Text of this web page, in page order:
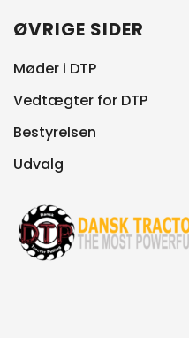
ØVRIGE SIDER
Møder i DTP
Vedtægter for DTP
Bestyrelsen
Udvalg